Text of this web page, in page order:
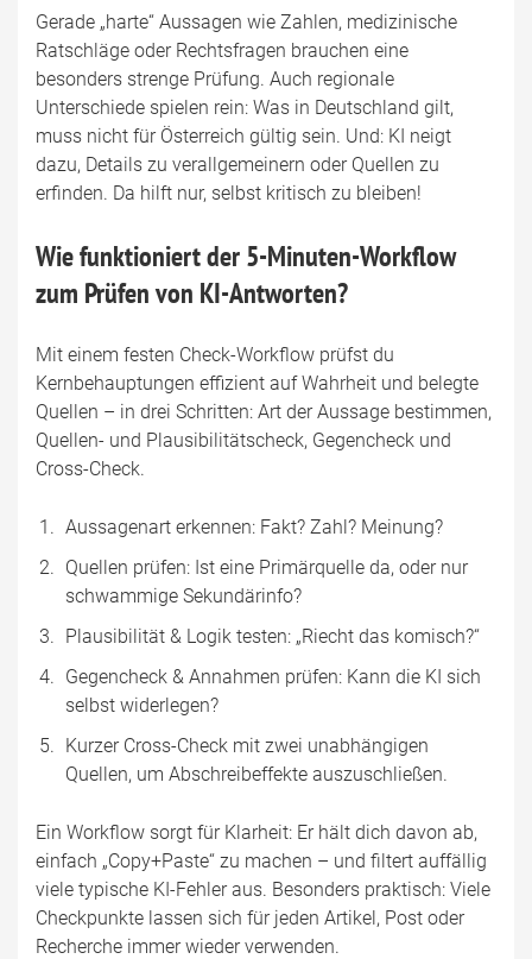
Gerade „harte“ Aussagen wie Zahlen, medizinische
Ratschläge oder Rechtsfragen brauchen eine
besonders strenge Prüfung. Auch regionale
Unterschiede spielen rein: Was in Deutschland gilt,
muss nicht für Österreich gültig sein. Und: KI neigt
dazu, Details zu verallgemeinern oder Quellen zu
erfinden. Da hilft nur, selbst kritisch zu bleiben!
Wie funktioniert der 5-Minuten-Workflow
zum Prüfen von KI-Antworten?
Mit einem festen Check-Workflow prüfst du
Kernbehauptungen effizient auf Wahrheit und belegte
Quellen – in drei Schritten: Art der Aussage bestimmen,
Quellen- und Plausibilitätscheck, Gegencheck und
Cross-Check.
Aussagenart erkennen: Fakt? Zahl? Meinung?
Quellen prüfen: Ist eine Primärquelle da, oder nur
schwammige Sekundärinfo?
Plausibilität & Logik testen: „Riecht das komisch?“
Gegencheck & Annahmen prüfen: Kann die KI sich
selbst widerlegen?
Kurzer Cross-Check mit zwei unabhängigen
Quellen, um Abschreibeffekte auszuschließen.
Ein Workflow sorgt für Klarheit: Er hält dich davon ab,
einfach „Copy+Paste“ zu machen – und filtert auffällig
viele typische KI-Fehler aus. Besonders praktisch: Viele
Checkpunkte lassen sich für jeden Artikel, Post oder
Recherche immer wieder verwenden.